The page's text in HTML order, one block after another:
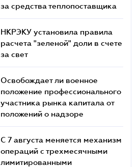
за средства теплопоставщика
НКРЭКУ установила правила
расчета "зеленой" доли в счете
за свет
Освобождает ли военное
положение профессионального
участника рынка капитала от
положений о надзоре
С 7 августа меняется механизм
операций с трехмесячными
лимитированными